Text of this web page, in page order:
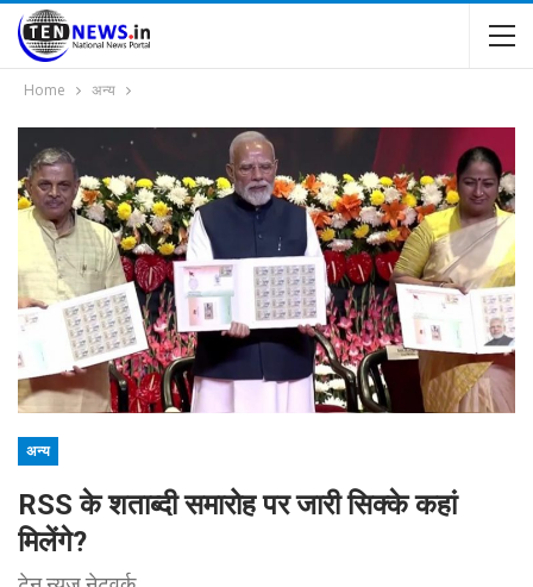
Home अन्य
अन्य
RSS के शताब्दी समारोह पर जारी सिक्के कहां
मिलेंगे?